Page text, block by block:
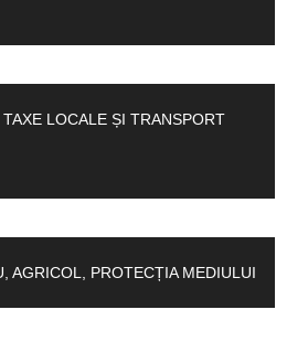
LOCALE ȘI TRANSPORT
AGRICOL, PROTECȚIA MEDIULUI